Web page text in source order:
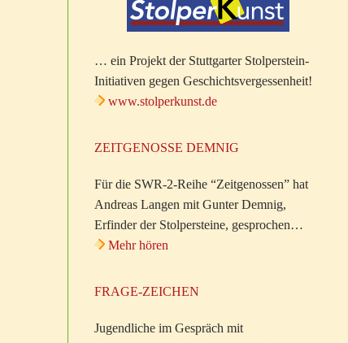
… ein Projekt der Stuttgarter Stolperstein-
Initiativen gegen Geschichtsvergessenheit!
www.stolperkunst.de
ZEITGENOSSE DEMNIG
Für die SWR-2-Reihe “Zeitgenossen” hat
Andreas Langen mit Gunter Demnig,
Erfinder der Stolpersteine, gesprochen…
Mehr hören
FRAGE-ZEICHEN
Jugendliche im Gespräch mit